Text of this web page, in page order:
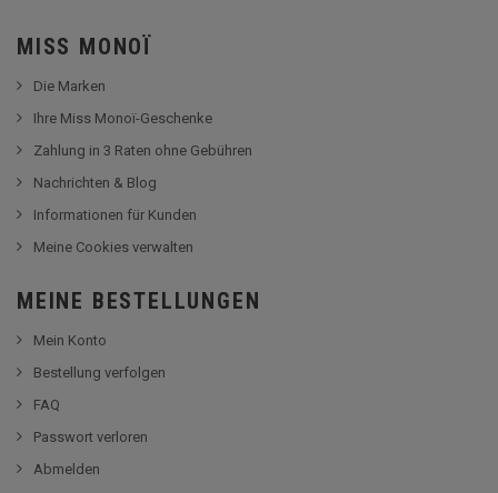
MISS MONOÏ
Die Marken
Ihre Miss Monoï-Geschenke
Zahlung in 3 Raten ohne Gebühren
Nachrichten & Blog
Informationen für Kunden
Meine Cookies verwalten
MEINE BESTELLUNGEN
Mein Konto
Bestellung verfolgen
FAQ
Passwort verloren
Abmelden